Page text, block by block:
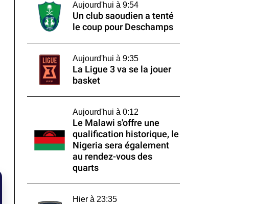
Aujourd'hui à 9:54
Un club saoudien a tenté
le coup pour Deschamps
Aujourd'hui à 9:35
La Ligue 3 va se la jouer
basket
Aujourd'hui à 0:12
Le Malawi s'offre une
qualification historique, le
Nigeria sera également
au rendez-vous des
quarts
Hier à 23:35